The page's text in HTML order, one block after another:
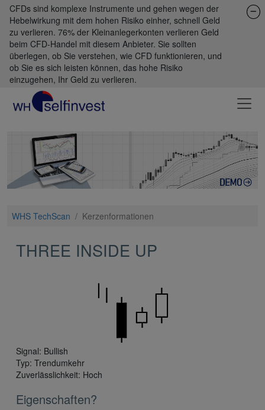
CFDs sind komplexe Instrumente und gehen wegen der
Hebelwirkung mit dem hohen Risiko einher, schnell Geld
zu verlieren. 76% der Kleinanlegerkonten verlieren Geld
beim CFD-Handel mit diesem Anbieter. Sie sollten
überlegen, ob Sie verstehen, wie CFD funktionieren, und
ob Sie es sich leisten können, das hohe Risiko
einzugehen, Ihr Geld zu verlieren.
WHS TechScan / Kerzenformationen
THREE INSIDE UP
Signal: Bullish
Typ: Trendumkehr
Zuverlässlichkeit: Hoch
Eigenschaften?